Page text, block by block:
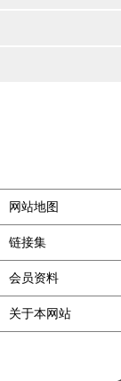
网站地图
链接集
会员资料
关于本网站